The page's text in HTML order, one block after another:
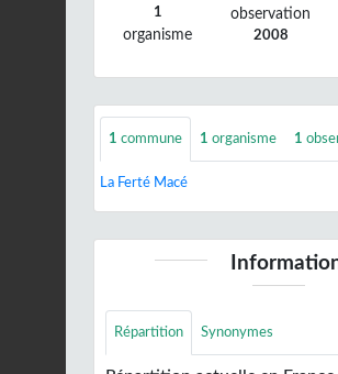
1
organisme
observation
2008
1 commune 1 organisme 1
La Ferté Macé
Répartition Synonymes